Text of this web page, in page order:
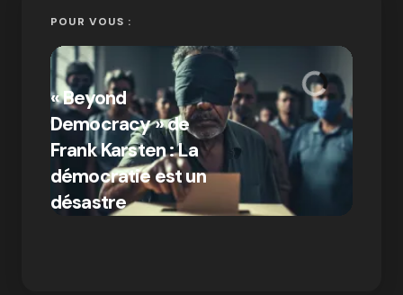
POUR VOUS :
« Beyond
Democracy » de
Frank Karsten : La
démocratie est un
désastre
par Ines Aissani
on 03/10/2024